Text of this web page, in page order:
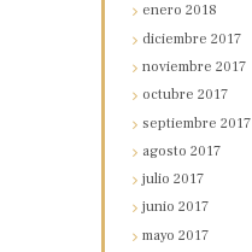
enero2018
diciembre2017
noviembre2017
octubre2017
septiembre2017
agosto2017
julio2017
junio2017
mayo2017